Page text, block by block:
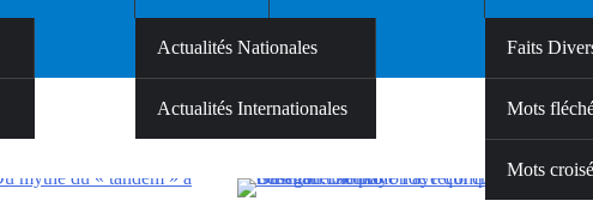
Actualités Nationales
Actualités Internationales
Faits
Jeux
Mots
Mots